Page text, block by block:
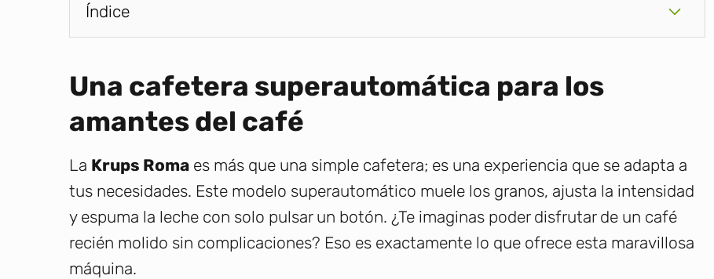
Índice
Una cafetera superautomática para los
amantes del café
La Krups Roma es más que una simple cafetera; es una experiencia que se adapta a
tus necesidades. Este modelo superautomático muele los granos, ajusta la intensidad
y espuma la leche con solo pulsar un botón. ¿Te imaginas poder disfrutar de un café
recién molido sin complicaciones? Eso es exactamente lo que ofrece esta maravillosa
máquina.